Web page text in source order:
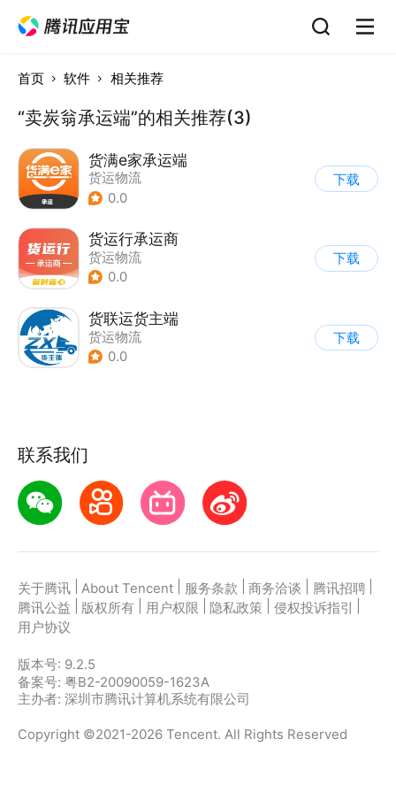
首页 软件 相关推荐
“卖炭翁承运端”的相关推荐(3)
货满e家承运端
货运物流
0.0
下载
货运行承运商
货运物流
0.0
下载
货联运货主端
货运物流
0.0
下载
联系我们
关于腾讯 About Tencent 服务条款 商务洽谈 腾讯招聘
腾讯公益
版权所有 用户权限 隐私政策 侵权投诉指引
用户协议
版本号: 9.2.5
备案号: 粤B2-20090059-1623A
主办者: 深圳市腾讯计算机系统有限公司
Copyright ©2021-2026 Tencent. All Rights Reserved